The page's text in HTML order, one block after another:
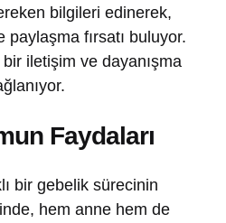
bilgileri edinerek,
fırsatı buluyor.
iletişim ve dayanışma
Faydaları
bir gebelik sürecinin
hem anne hem de